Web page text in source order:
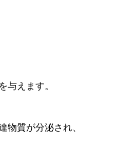
与えます。
物質が分泌され、